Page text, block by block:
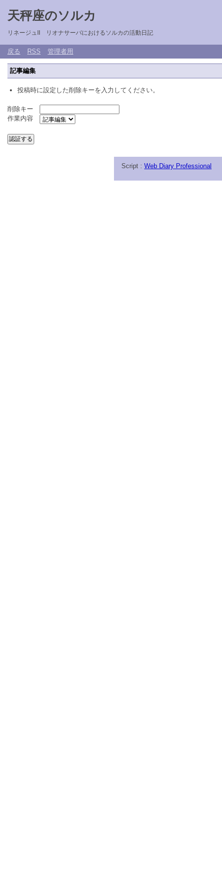
天秤座のソルカ
リネージュII リオナサーバにおけるソルカの活動日記
戻る RSS 管理者用
記事編集
投稿時に設定した削除キーを入力してください。
削除キー
作業内容
Script : Web Diary Professional